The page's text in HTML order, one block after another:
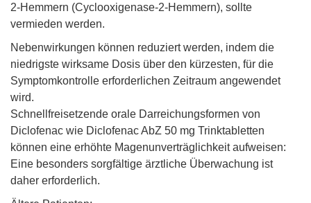
2-Hemmern (Cyclooxigenase-2-Hemmern), sollte
vermieden werden.
Nebenwirkungen können reduziert werden, indem die
niedrigste wirksame Dosis über den kürzesten, für die
Symptomkontrolle erforderlichen Zeitraum angewendet
wird.
Schnellfreisetzende orale Darreichungsformen von
Diclofenac wie Diclofenac AbZ 50 mg Trinktabletten
können eine erhöhte Magenunverträglichkeit aufweisen:
Eine besonders sorgfältige ärztliche Überwachung ist
daher erforderlich.